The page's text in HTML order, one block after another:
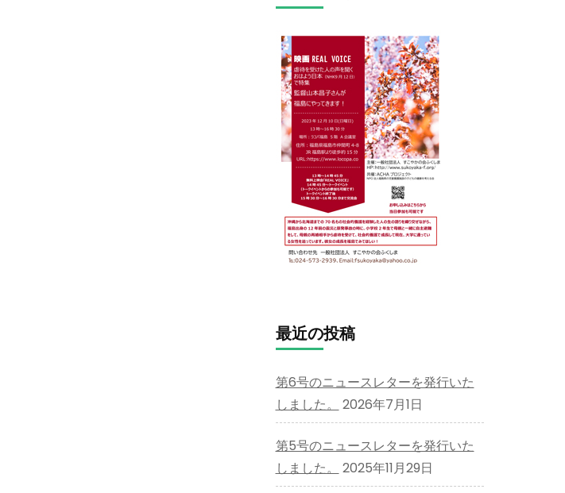
最近の投稿
第6号のニュースレターを発行いた
しました。
2026年7月1日
第5号のニュースレターを発行いた
しました。
2025年11月29日